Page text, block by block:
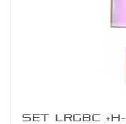
SET LRGBC +H-